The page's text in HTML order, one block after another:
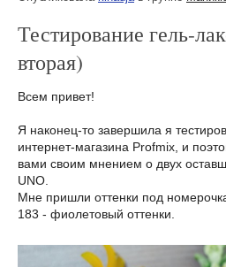
Тестирование гель-
вторая)
Всем привет!
Я наконец-то завершила я
интернет-магазина Profmix, и
вами своим мнением о двух
UNO.
Мне пришли оттенки под
183 - фиолетовый оттенки.